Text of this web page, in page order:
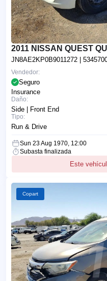
2011 NISSAN QUEST
JN8AE2KP0B9011272 |
Vendedor:
Seguro
Insurance
Daño:
Side | Front End
Tipo:
Run & Drive
Sun 23 Aug 1970, 12:00
Subasta finalizada
Este
Copart